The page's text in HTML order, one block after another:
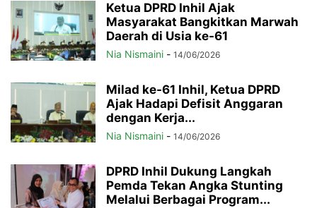
Ketua DPRD Inhil Ajak
Masyarakat Bangkitkan Marwah
Daerah di Usia ke-61
Nia Nismaini - 14/06/2026
Milad ke-61 Inhil, Ketua DPRD
Ajak Hadapi Defisit Anggaran
dengan Kerja...
Nia Nismaini - 14/06/2026
DPRD Inhil Dukung Langkah
Pemda Tekan Angka Stunting
Melalui Berbagai Program...